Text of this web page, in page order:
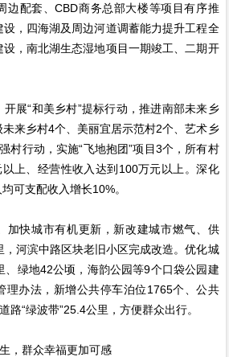
边配套、CBD商务总部大楼等项目有序推
，四海湖及周边河道调蓄能力提升工程全
，南北湖生态湿地项目一期竣工、二期开
“和美乡村”提标行动，推进南部未来乡
来乡村4个、美丽宜居示范村2个、艺术乡
村行动，实施“飞地抱团”项目3个，所有村
上、经营性收入达到100万元以上。深化
可支配收入增长10%。
快城市有机更新，新改建城市燃气、供
河滨中路区块老旧小区完成改造。优化城
、绿地42公顷，海韵公园等9个口袋公园建
理办法，新增公共停车泊位1765个、公共
路“绿波带”25.4公里，方便群众出行。
群众幸福更加可感